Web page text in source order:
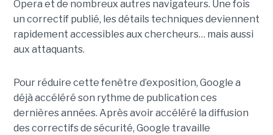
Opera et de nombreux autres navigateurs. Une fois
un correctif publié, les détails techniques deviennent
rapidement accessibles aux chercheurs… mais aussi
aux attaquants.
Pour réduire cette fenêtre d’exposition, Google a
déjà accéléré son rythme de publication ces
dernières années. Après avoir accéléré la diffusion
des correctifs de sécurité, Google travaille